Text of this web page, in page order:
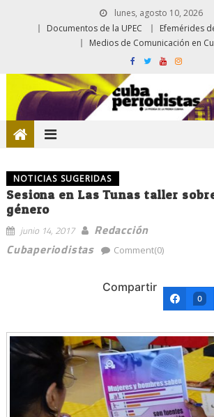
lunes, agosto 10, 2026
Documentos de la UPEC
Efemérides
Medios de Comunicación en
NOTICIAS SUGERIDAS
Sesiona en Las Tunas taller
género
junio 14, 2017
Redacción
Cubaperiodistas
Comment(0)
Compartir
0